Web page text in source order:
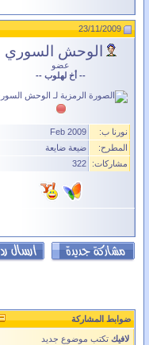
23/11/2009
الوحش السوري
عضو
-- أخ لهلوب --
نورنا ب:
Feb 2009
المطرح:
ضيعة ضايعة
مشاركات:
322
ضوابط المشاركة
لافيكتكتب موضوع جديد